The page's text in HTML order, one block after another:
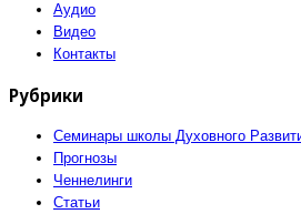
Аудио
Видео
Контакты
Рубрики
Семинары школы Духовного
Прогнозы
Ченнелинги
Статьи